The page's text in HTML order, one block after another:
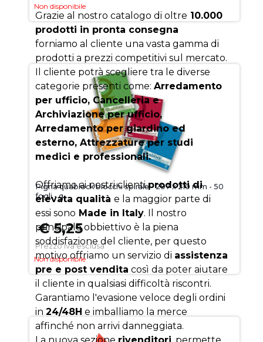
Non disponibile
Pigna quablock blocchi spirale - 297 x 210 mm - 50
fogli - q
€ 5,25
Prezzo iva esclusa
Non disponibile
Grazie al nostro catalogo di oltre 10.000
prodotti in pronta consegna
forniamo al cliente una vasta gamma di
prodotti a prezzi competitivi sul mercato.
Il cliente potrà scegliere tra le diverse
categorie presenti come: Arredamento
per ufficio, Cancelleria e
Archiviazione per ufficio,
Arredamento per giardino ed
esterno, Attrezzature per studi
medici e professionali.
Offriamo ai nostri clientiprodotti di
elevata qualità e la maggior parte di
essi sono Made in Italy. Il nostro
principale obbiettivo è la piena
soddisfazione del cliente, per questo
motivo offriamo un servizio di assistenza
pre e post vendita così da poter aiutare
il cliente in qualsiasi difficoltà riscontri.
Garantiamo l'evasione veloce degli ordini
in 24/48H e imballiamo la merce
affinché non arrivi danneggiata.